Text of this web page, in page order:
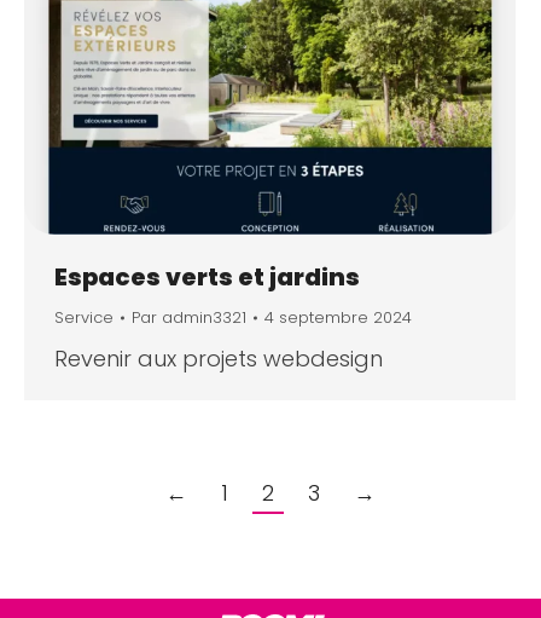
Espaces verts et jardins
Service Par admin3321 4 septembre 2024
Revenir aux projets webdesign
← 1 2 3 →